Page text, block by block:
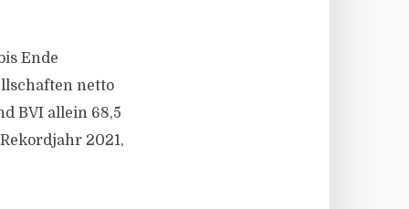
Ende
netto
BVI allein 68,5
2021,